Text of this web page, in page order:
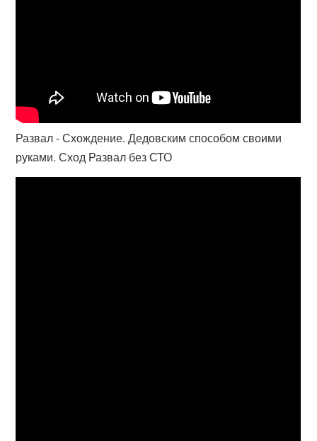
Развал - Схождение. Дедовским способом своими
руками. Сход Развал без СТО